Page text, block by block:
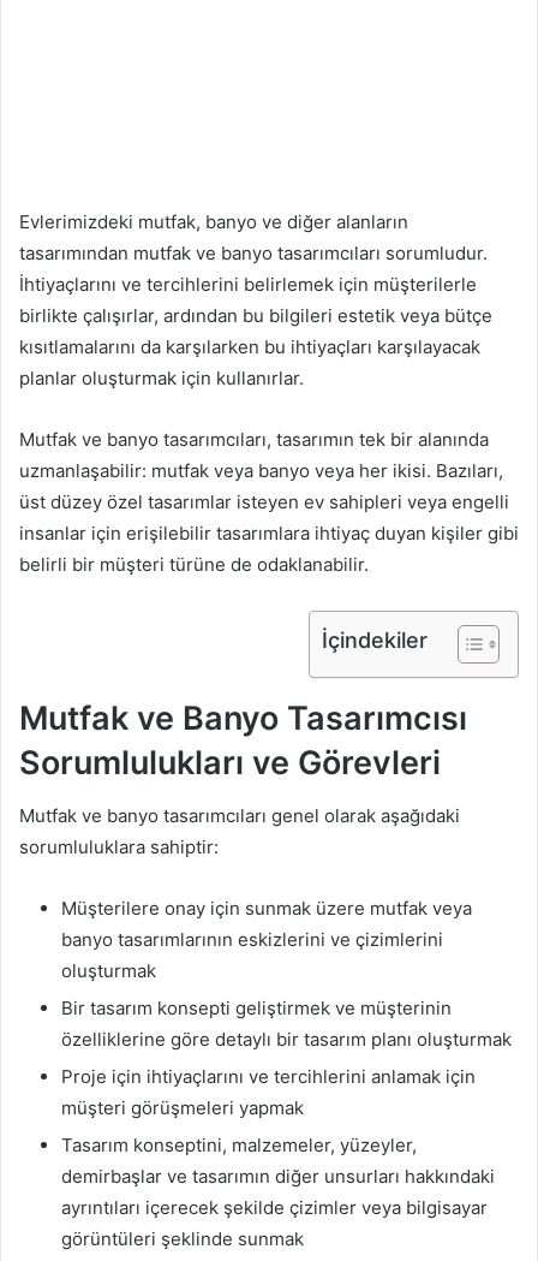
Evlerimizdeki mutfak, banyo ve diğer alanların
tasarımından mutfak ve banyo tasarımcıları sorumludur.
İhtiyaçlarını ve tercihlerini belirlemek için müşterilerle
birlikte çalışırlar, ardından bu bilgileri estetik veya bütçe
kısıtlamalarını da karşılarken bu ihtiyaçları karşılayacak
planlar oluşturmak için kullanırlar.
Mutfak ve banyo tasarımcıları, tasarımın tek bir alanında
uzmanlaşabilir: mutfak veya banyo veya her ikisi. Bazıları,
üst düzey özel tasarımlar isteyen ev sahipleri veya engelli
insanlar için erişilebilir tasarımlara ihtiyaç duyan kişiler gibi
belirli bir müşteri türüne de odaklanabilir.
İçindekiler
Mutfak ve Banyo Tasarımcısı
Sorumlulukları ve Görevleri
Mutfak ve banyo tasarımcıları genel olarak aşağıdaki
sorumluluklara sahiptir:
Müşterilere onay için sunmak üzere mutfak veya
banyo tasarımlarının eskizlerini ve çizimlerini
oluşturmak
Bir tasarım konsepti geliştirmek ve müşterinin
özelliklerine göre detaylı bir tasarım planı oluşturmak
Proje için ihtiyaçlarını ve tercihlerini anlamak için
müşteri görüşmeleri yapmak
Tasarım konseptini, malzemeler, yüzeyler,
demirbaşlar ve tasarımın diğer unsurları hakkındaki
ayrıntıları içerecek şekilde çizimler veya bilgisayar
görüntüleri şeklinde sunmak